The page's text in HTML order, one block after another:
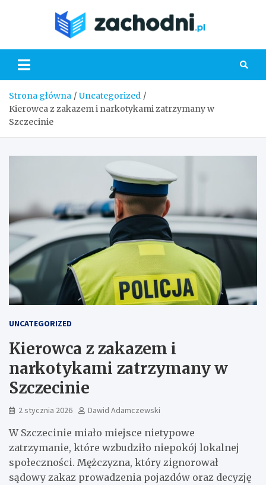
Strona główna
Uncategorized
Kierowca z zakazem i narkotykami zatrzymany w
Szczecinie
UNCATEGORIZED
Kierowca z zakazem i
narkotykami zatrzymany w
Szczecinie
2 stycznia 2026 Dawid Adamczewski
W Szczecinie miało miejsce nietypowe
zatrzymanie, które wzbudziło niepokój lokalnej
społeczności. Mężczyzna, który zignorował
sądowy zakaz prowadzenia pojazdów oraz decyzję